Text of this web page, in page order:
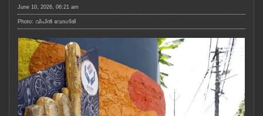
KERALA
LOCAL
OBITUARY
June 10, 2026, 06:21 am
Photo: വിപിൻ വേദഗിരി